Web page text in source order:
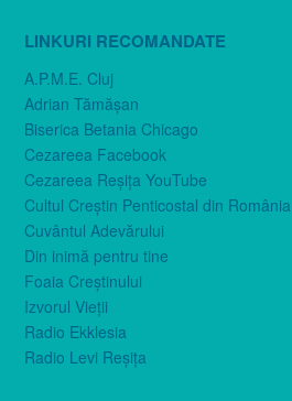
LINKURI RECOMANDATE
A.P.M.E. Cluj
Adrian Tămăşan
Biserica Betania Chicago
Cezareea Facebook
Cezareea Reşiţa YouTube
Cultul Creştin Penticostal din România
Cuvântul Adevărului
Din inimă pentru tine
Foaia Creştinului
Izvorul Vieţii
Radio Ekklesia
Radio Levi Reşiţa